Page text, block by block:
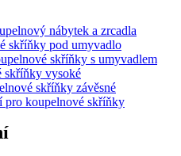
nábytek a zrcadla
skříňky pod umyvadlo
skříňky s umyvadlem
skříňky vysoké
skříňky závěsné
pro koupelnové skříňky